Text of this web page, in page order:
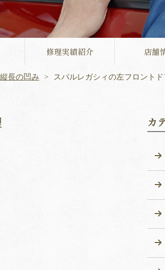
修理実績紹介 店舗
長の凹み スバルレガシィの左フロント
カ